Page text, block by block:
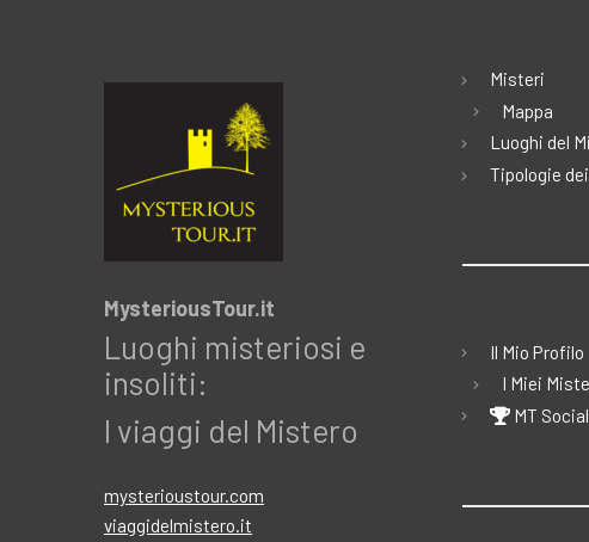
MysteriousTour.it
Luoghi misteriosi e
insoliti:
I viaggi del Mistero
mysterioustour.com
viaggidelmistero.it
Misteri
Mappa
Luoghi del
Tipologie
Il Mio Profilo
I Miei
MT